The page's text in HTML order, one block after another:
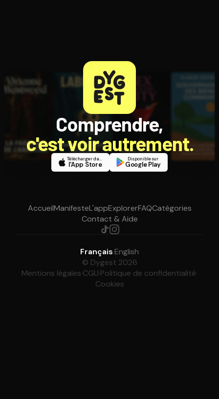
Comprendre,
c'est voir autrement.
Télécharger dans
l'App Store
Disponible sur
Google Play
AccueilManifesteL'appExplorerFAQCatégories
Contact & Aide
Français·English
© Dygest 2026
Mentions légales·CGU·Politique de confidentialité·
Cookies